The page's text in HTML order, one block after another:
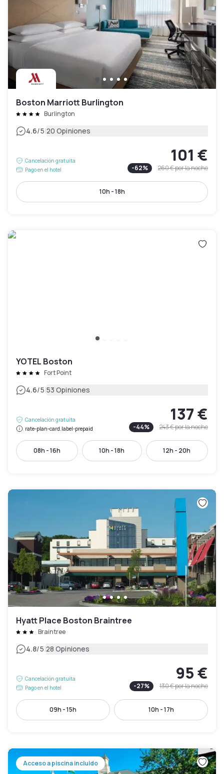
Boston Marriott Burlington
Burlington
4.6/5|20 Opiniones
Cancelación gratuita
Pago en el hotel
101 €
-62% 260 €por la noche
10h - 18h
YOTEL Boston
Fort Point
4.6/5|53 Opiniones
Cancelación gratuita
rate-plan-card.label-prepaid
137 €
-44% 243 €por la noche
08h - 16h 10h - 18h 12h - 20h
Hyatt Place Boston Braintree
Braintree
4.8/5|28 Opiniones
Cancelación gratuita
Pago en el hotel
95 €
-27% 130 €por la noche
09h - 15h 10h - 17h
Acceso a piscina incluido